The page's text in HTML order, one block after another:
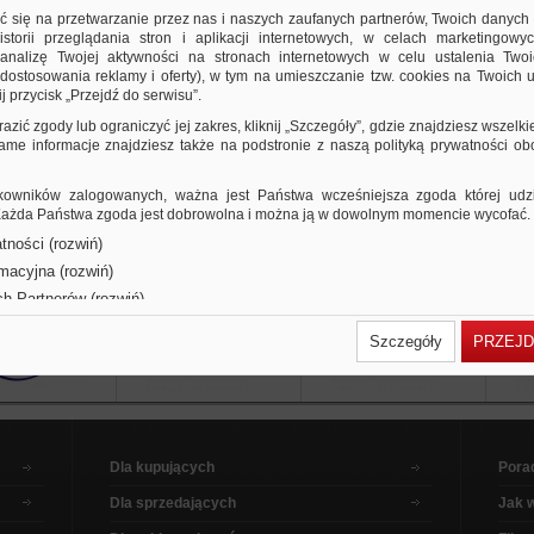
Cena od:188,58 PLNdo: 232,11 PLN
arkusze samoprzylepne do prezentacji; każdy
pokryty jest samoprzylepnym paskiem;
Dla kupujących
Dla sprzedających Jak
się na przetwarzanie przez nas i naszych zaufanych partnerów, Twoich danych
przeglądania stron i aplikacji internetowych, w celach
Twojej aktywności na stronach internetowych w celu ustalenia
reklamy i oferty), w tym na umieszczanie tzw. cookies na Twoich
przycisk „Przejdź do serwisu”.
zgody lub ograniczyć jej zakres, kliknij „Szczegóły”, gdzie znajdziesz
informacje znajdziesz także na podstronie z naszą polityką prywatności
zalogowanych, ważna jest Państwa wcześniejsza zgoda której
Państwa zgoda jest dobrowolna i można ją w dowolnym momencie wycofać.
(rozwiń)
(rozwiń)
Partnerów (rozwiń)
Szczegóły